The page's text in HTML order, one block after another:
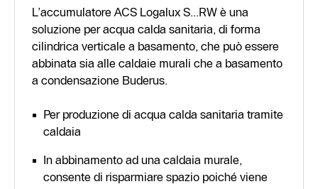
L’accumulatore ACS Logalux S...RW è una
soluzione per acqua calda sanitaria, di forma
cilindrica verticale a basamento, che può essere
abbinata sia alle caldaie murali che a basamento
a condensazione Buderus.
Per produzione di acqua calda sanitaria tramite
caldaia
In abbinamento ad una caldaia murale,
consente di risparmiare spazio poiché viene